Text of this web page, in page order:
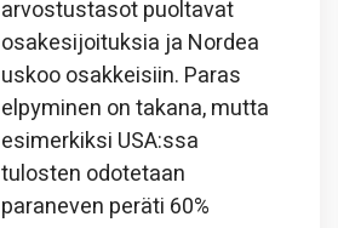
arvostustasot puoltavat
osakesijoituksia ja Nordea
uskoo osakkeisiin. Paras
elpyminen on takana, mutta
esimerkiksi USA:ssa
tulosten odotetaan
paraneven peräti 60%